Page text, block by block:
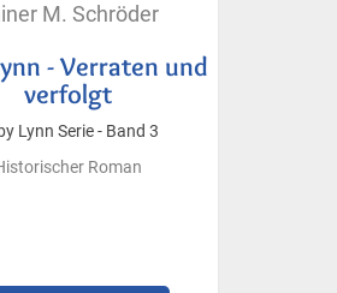
M. Schröder
- Verraten und
verfolgt
Lynn Serie - Band 3
Roman